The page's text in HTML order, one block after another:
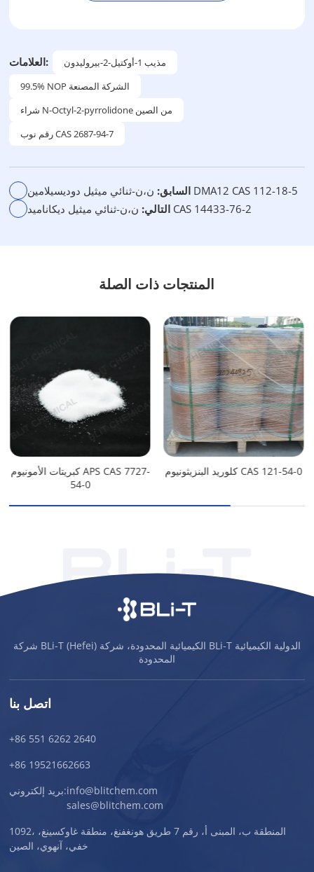
ل
العلامات:
مذيب 1-أوكتيل-2-بيروليدون
99.5% NOP الشركة المصنعة
شراء N-Octyl-2-pyrrolidone من الصين
رقم نوب CAS 2687-94-7
السابق: ن،ن-ثنائي ميثيل دوديسيلامين DMA12 CAS 112-18-5
التالي: ن،ن-ثنائي ميثيل ديكاناميد CAS 14433-76-2
المنتجات ذات الصلة
كبريتات الأمونيوم APS CAS 7727-
54-0
كلوريد البنزيثونيوم CAS 121-54-0
شركة BLi-T (Hefei) الكيميائية المحدودة، شركة BLi-T الدولية الكيميائية
المحدودة
اتصل بنا
+86 551 6262 2640
+86 19521662663
بريد إلكتروني:info@blitchem.com
sales@blitchem.com
1092، المنطقة ب، المبنى أ، رقم 7 طريق هونغفنغ، منطقة غاوكسينغ،
خفي، آنهوي، الصين